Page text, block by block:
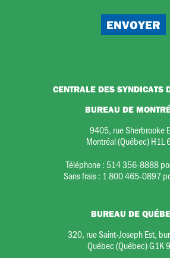
CENTRALE DES SYNDICATS
BUREAU DE
9405, rue Sherbrooke
Montréal (Québec) H1L
Téléphone : 514 356-8888
Sans frais : 1 800 465-0897
BUREAU DE
320, rue Saint-Joseph Est,
Québec (Québec) G1K